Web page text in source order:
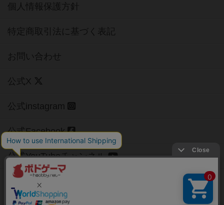
個人情報保護方針
特定商取引法に基づく表記
お問い合わせ
公式X
公式instagram
公式Facebook
公式YouTubeチャンネル